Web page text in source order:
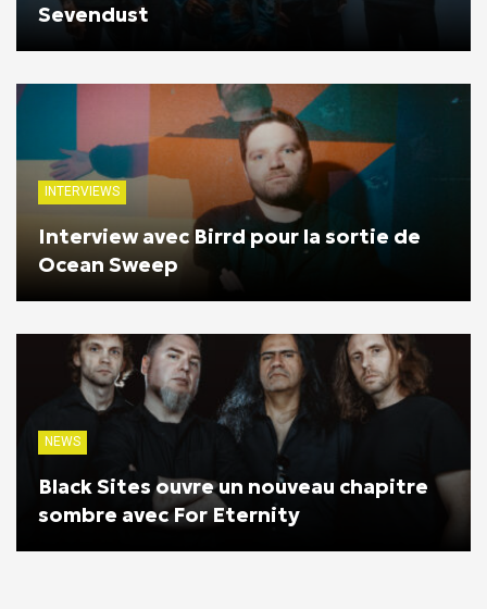
Sevendust
INTERVIEWS
Interview avec Birrd pour la sortie de
Ocean Sweep
NEWS
Black Sites ouvre un nouveau chapitre
sombre avec For Eternity